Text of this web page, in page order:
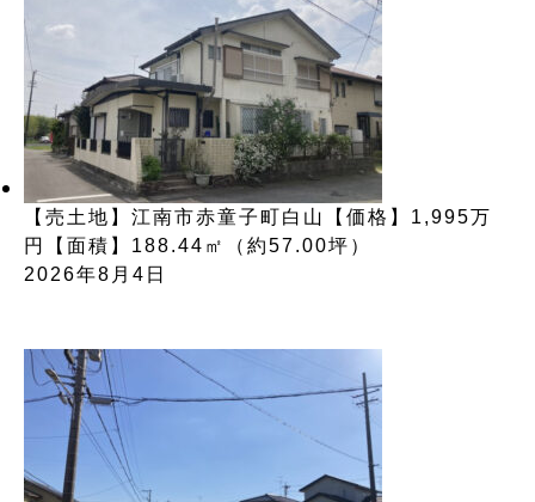
【売土地】江南市赤童子町白山【価格】1,995万
円【面積】188.44㎡（約57.00坪）
2026年8月4日